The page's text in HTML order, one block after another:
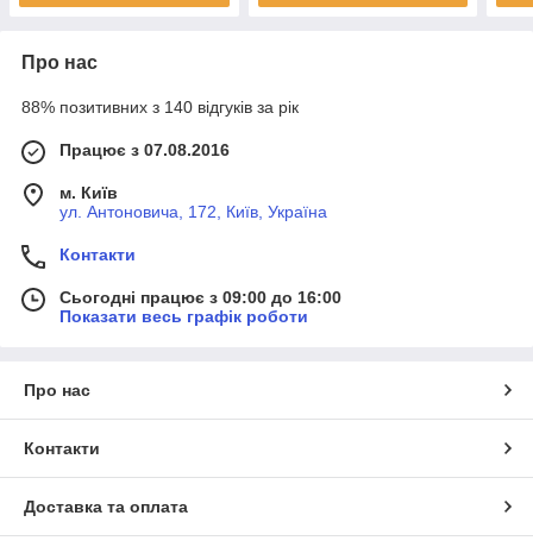
Про нас
88% позитивних з 140 відгуків за рік
Працює з 07.08.2016
м. Київ
ул. Антоновича, 172, Київ, Україна
Контакти
Сьогодні працює з 09:00 до 16:00
Показати весь графік роботи
Про нас
Контакти
Доставка та оплата